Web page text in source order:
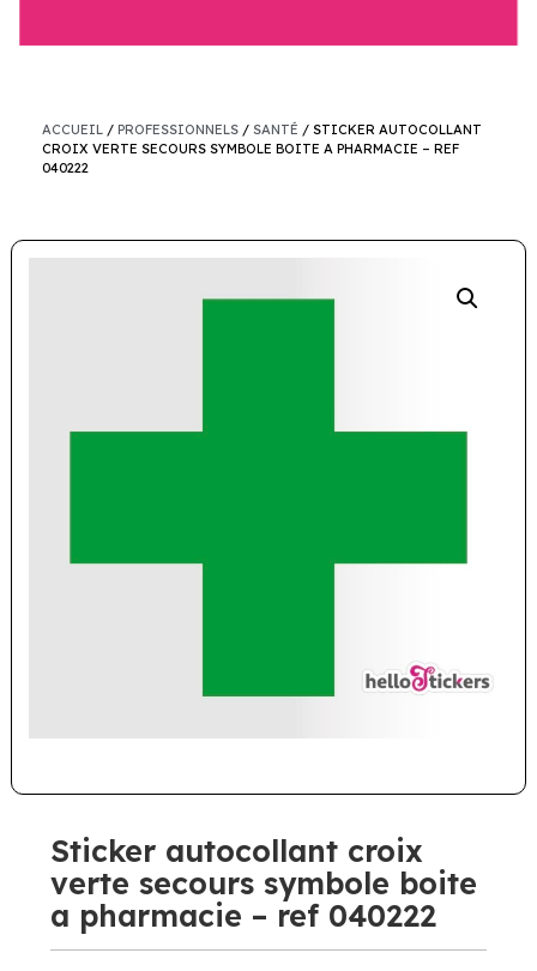
ACCUEIL/ PROFESSIONNELS/ SANTÉ / STICKER AUTOCOLLANT
CROIX VERTE SECOURS SYMBOLE BOITE A PHARMACIE – REF
040222
Sticker autocollant croix
verte secours symbole boite
a pharmacie – ref 040222